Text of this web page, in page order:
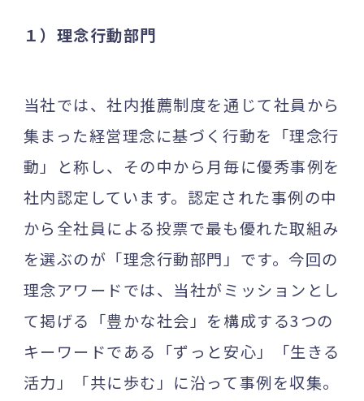
１）理念行動部門
当社では、社内推薦制度を通じて社員から
集まった経営理念に基づく行動を「理念行
動」と称し、その中から月毎に優秀事例を
社内認定しています。認定された事例の中
から全社員による投票で最も優れた取組み
を選ぶのが「理念行動部門」です。今回の
理念アワードでは、当社がミッションとし
て掲げる「豊かな社会」を構成する3つの
キーワードである「ずっと安心」「生きる
活力」「共に歩む」に沿って事例を収集。